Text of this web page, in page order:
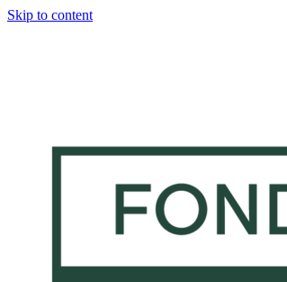
Skip to content